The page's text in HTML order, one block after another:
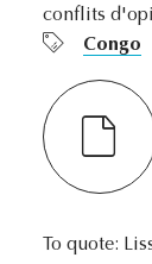
conflits
Congo
To quote: